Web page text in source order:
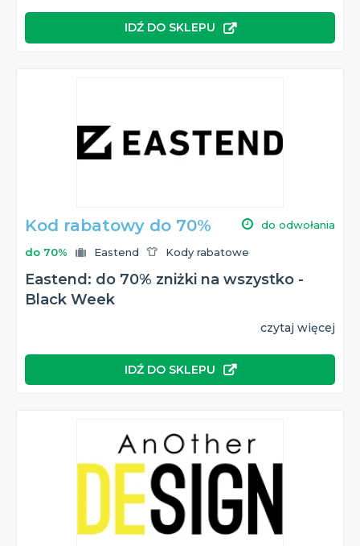
IDŹ DO SKLEPU
Kod rabatowy do 70% do odwołania
do 70% Eastend Kody rabatowe
Eastend: do 70% zniżki na wszystko -
Black Week
czytaj więcej
IDŹ DO SKLEPU